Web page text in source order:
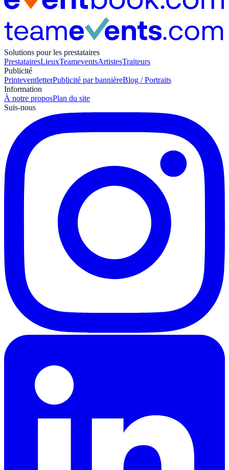
Solutions pour les prestataires
PrestatairesLieuxTeameventsArtistesTraiteurs
Publicité
PrinteventletterPublicité par bannièreBlog / Portraits
Information
À notre proposPlan du site
Suis-nous